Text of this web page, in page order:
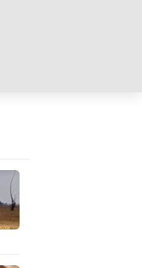
dan Peringkat III Nasional